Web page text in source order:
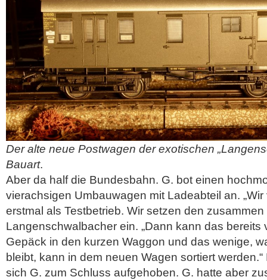
Der alte neue Postwagen der exotischen
Bauart.
Aber da half die Bundesbahn. G. bot einen
vierachsigen Umbauwagen mit Ladeabteil an.
erstmal als Testbetrieb. Wir setzen den zusammen
Langenschwalbacher ein. „Dann kann das bereits
Gepäck in den kurzen Waggon und das wenige,
bleibt, kann in dem neuen Wagen sortiert
sich G. zum Schluss aufgehoben. G. hatte aber